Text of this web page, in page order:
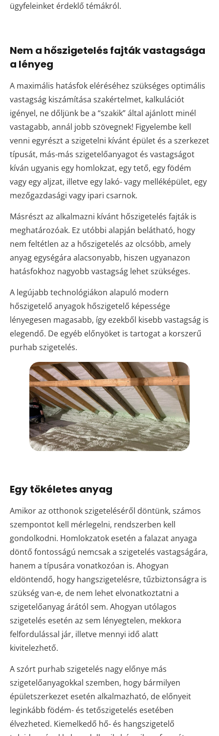
ügyfeleinket érdeklő témákról.
Nem a hőszigetelés fajták vastagsága
a lényeg
A maximális hatásfok eléréséhez szükséges optimális
vastagság kiszámítása szakértelmet, kalkulációt
igényel, ne dőljünk be a “szakik” által ajánlott minél
vastagabb, annál jobb szövegnek! Figyelembe kell
venni egyrészt a szigetelni kívánt épület és a szerkezet
típusát, más-más szigetelőanyagot és vastagságot
kíván ugyanis egy homlokzat, egy tető, egy födém
vagy egy aljzat, illetve egy lakó- vagy melléképület, egy
mezőgazdasági vagy ipari csarnok.
Másrészt az alkalmazni kívánt hőszigetelés fajták is
meghatározóak. Ez utóbbi alapján belátható, hogy
nem feltétlen az a hőszigetelés az olcsóbb, amely
anyag egységára alacsonyabb, hiszen ugyanazon
hatásfokhoz nagyobb vastagság lehet szükséges.
A legújabb technológiákon alapuló modern
hőszigetelő anyagok hőszigetelő képessége
lényegesen magasabb, így ezekből kisebb vastagság is
elegendő. De egyéb előnyöket is tartogat a korszerű
purhab szigetelés.
Egy tökéletes anyag
Amikor az otthonok szigeteléséről döntünk, számos
szempontot kell mérlegelni, rendszerben kell
gondolkodni. Homlokzatok esetén a falazat anyaga
döntő fontosságú nemcsak a szigetelés vastagságára,
hanem a típusára vonatkozóan is. Ahogyan
eldöntendő, hogy hangszigetelésre, tűzbiztonságra is
szükség van-e, de nem lehet elvonatkoztatni a
szigetelőanyag árától sem. Ahogyan utólagos
szigetelés esetén az sem lényegtelen, mekkora
felfordulással jár, illetve mennyi idő alatt
kivitelezhető.
A szórt purhab szigetelés nagy előnye más
szigetelőanyagokkal szemben, hogy bármilyen
épületszerkezet esetén alkalmazható, de előnyeit
leginkább födém- és tetőszigetelés esetében
élvezheted. Kiemelkedő hő- és hangszigetelő